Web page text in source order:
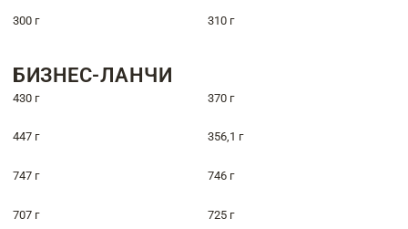
300 г 310 г
БИЗНЕС-ЛАНЧИ
430 г 370 г
447 г 356,1 г
747 г 746 г
707 г 725 г